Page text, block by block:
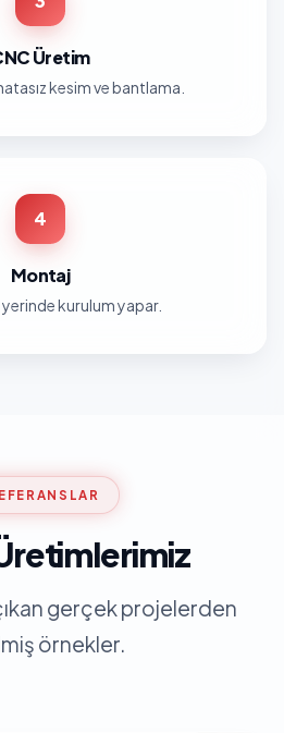
Üretim
kesim ve bantlama.
4
Montaj
kurulum yapar.
gerçek projelerden
örnekler.